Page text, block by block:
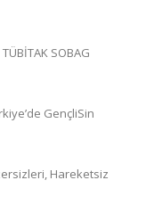
SOBAG
GençliSin
Hareketsiz